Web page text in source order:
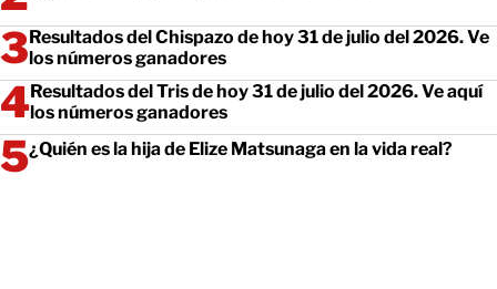
Resultados del Chispazo de hoy 31 de julio del 2026. Ve
los números ganadores
Resultados del Tris de hoy 31 de julio del 2026. Ve aquí
los números ganadores
¿Quién es la hija de Elize Matsunaga en la vida real?